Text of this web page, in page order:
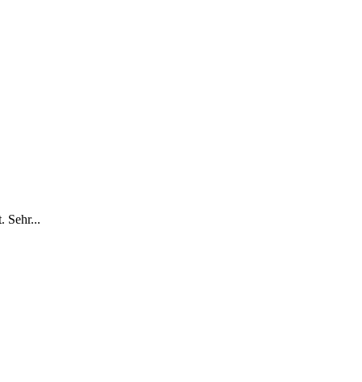
Sehr...